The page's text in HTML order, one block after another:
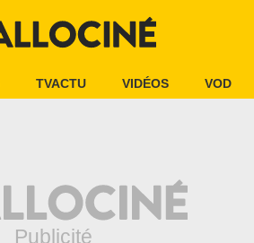
TVACTU VIDÉOS VOD